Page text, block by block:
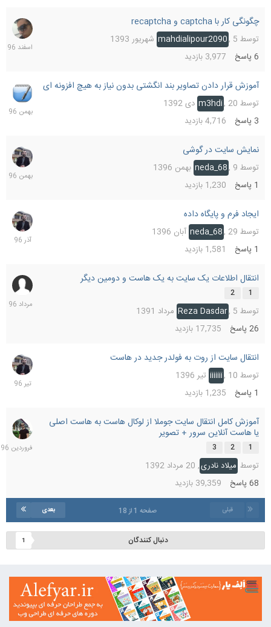
چگونگی کار با captcha و recaptcha
توسط mahdialipour2090 , 5 شهریور 1393
پاسخ 3,977 بازدید
6
آموزش قرار دادن تصاویر بند انگشتی بدون نیاز به هیچ افزونه ای
توسط m3hdi ,20 دی 1392
پاسخ 4,716بازدید
9
بهمن
نمایش سایت در گوشی
توسط neda_68 , 9 بهمن 1396
پاسخ 1,230 بازدید
9
بهمن
ایجاد فرم و پایگاه داده
توسط neda_68 ,29 آبان 1396
پاسخ 1,581 بازدید
1
آذر
انتقال اطلاعات یک سایت به یک هاست و دومین دیگر
توسط Reza Dasdar , 5 مرداد 1391
26پاسخ 17,735 بازدید
25
مرداد
انتقال سایت از روت به فولدر جدید در هاست
توسط iiiiiii ,10 تیر 1396
پاسخ 1,235 بازدید
10
تیر
آموزش کامل انتقال سایت جوملا از لوکال هاست به هاست اصلی
یا هاست آنلاین سرور + تصویر
توسطمیلاد نادری,20 مرداد 1392
68 پاسخ 39,359 بازدید
9
قبلی بعدی صفحه 1 از 18
دنبال کنندگان